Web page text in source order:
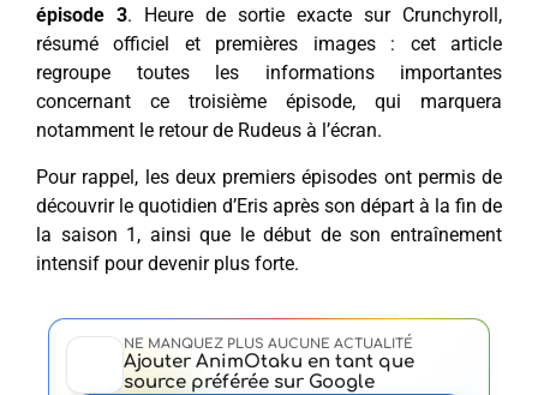
épisode 3. Heure de sortie exacte sur Crunchyroll,
résumé officiel et premières images : cet article
regroupe toutes les informations importantes
concernant ce troisième épisode, qui marquera
notamment le retour de Rudeus à l’écran.
Pour rappel, les deux premiers épisodes ont permis de
découvrir le quotidien d’Eris après son départ à la fin de
la saison 1, ainsi que le début de son entraînement
intensif pour devenir plus forte.
NE MANQUEZ PLUS AUCUNE ACTUALITÉ
Ajouter AnimOtaku en tant que
source préférée sur Google